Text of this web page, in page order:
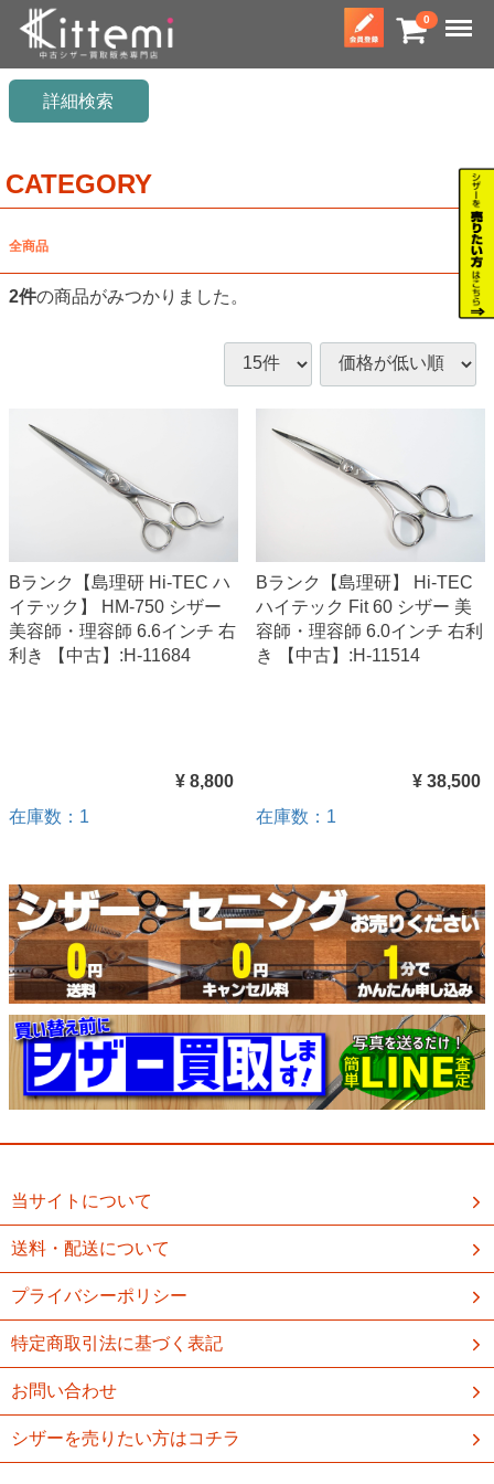
0 Menu
詳細検索
CATEGORY
全商品
2件の商品がみつかりました。
Bランク【島理研 Hi-TEC ハ
イテック】 HM-750 シザー
美容師・理容師 6.6インチ 右
利き 【中古】:H-11684
¥ 8,800
在庫数：1
Bランク【島理研】 Hi-TEC
ハイテック Fit 60 シザー 美
容師・理容師 6.0インチ 右利
き 【中古】:H-11514
¥ 38,500
在庫数：1
当サイトについて
送料・配送について
プライバシーポリシー
特定商取引法に基づく表記
お問い合わせ
シザーを売りたい方はコチラ